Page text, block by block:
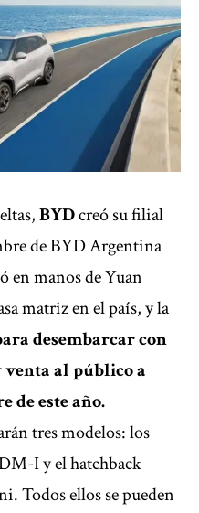
BYDcreó su filial
de BYD Argentina
en manos de Yuan
matriz en el país, y la
desembarcar con
venta al público a
de este año.
tres modelos: los
I y el hatchback
Todos ellosse pueden